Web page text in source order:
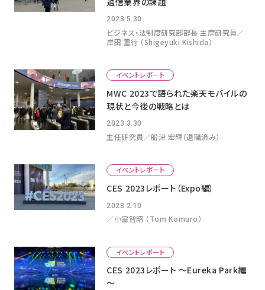
2023.5.30
ビジネス・法制度研究部部長 主席研究員／
岸田 重行 （Shigeyuki Kishida）
イベントレポート
MWC 2023で語られた楽天モバイルの
現状と今後の戦略とは
2023.3.30
主任研究員／船津 宏輝（退職済み）
イベントレポート
CES 2023レポート（Expo編）
2023.2.10
／小室智昭 （Tom Komuro）
イベントレポート
CES 2023レポート ～Eureka Park編
～